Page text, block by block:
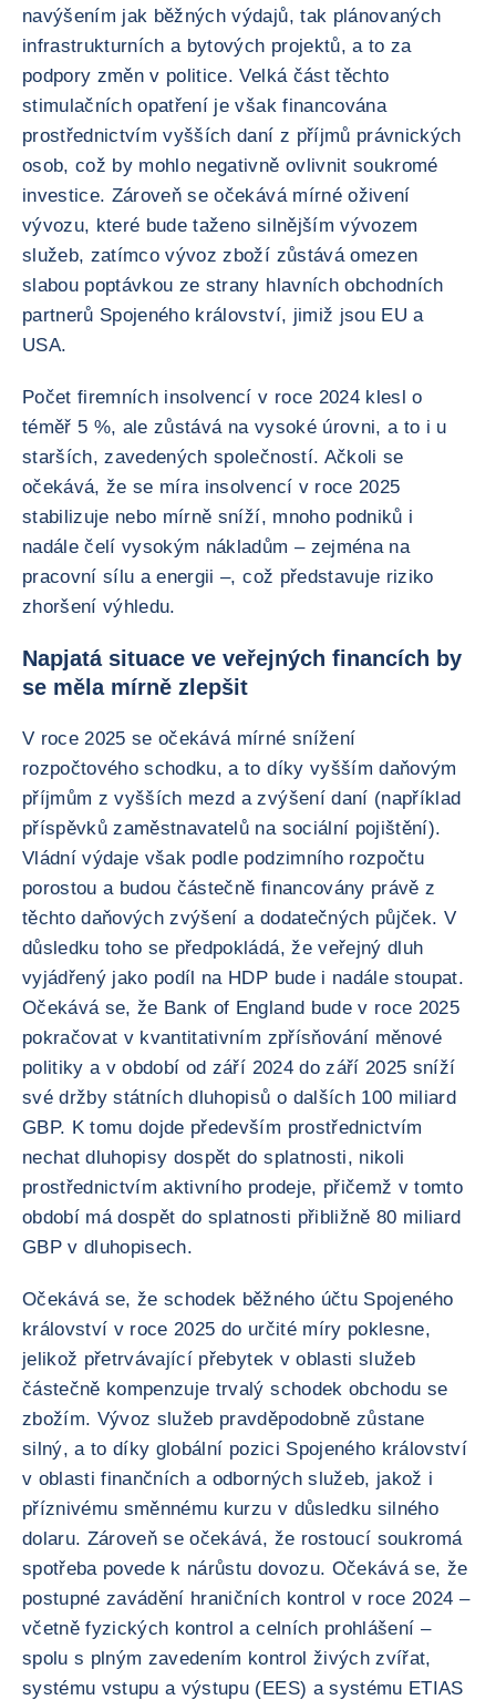
navýšením jak běžných výdajů, tak plánovaných
infrastrukturních a bytových projektů, a to za
podpory změn v politice. Velká část těchto
stimulačních opatření je však financována
prostřednictvím vyšších daní z příjmů právnických
osob, což by mohlo negativně ovlivnit soukromé
investice. Zároveň se očekává mírné oživení
vývozu, které bude taženo silnějším vývozem
služeb, zatímco vývoz zboží zůstává omezen
slabou poptávkou ze strany hlavních obchodních
partnerů Spojeného království, jimiž jsou EU a
USA.
Počet firemních insolvencí v roce 2024 klesl o
téměř 5 %, ale zůstává na vysoké úrovni, a to i u
starších, zavedených společností. Ačkoli se
očekává, že se míra insolvencí v roce 2025
stabilizuje nebo mírně sníží, mnoho podniků i
nadále čelí vysokým nákladům – zejména na
pracovní sílu a energii –, což představuje riziko
zhoršení výhledu.
Napjatá situace ve veřejných financích by
se měla mírně zlepšit
V roce 2025 se očekává mírné snížení
rozpočtového schodku, a to díky vyšším daňovým
příjmům z vyšších mezd a zvýšení daní (například
příspěvků zaměstnavatelů na sociální pojištění).
Vládní výdaje však podle podzimního rozpočtu
porostou a budou částečně financovány právě z
těchto daňových zvýšení a dodatečných půjček. V
důsledku toho se předpokládá, že veřejný dluh
vyjádřený jako podíl na HDP bude i nadále stoupat.
Očekává se, že Bank of England bude v roce 2025
pokračovat v kvantitativním zpřísňování měnové
politiky a v období od září 2024 do září 2025 sníží
své držby státních dluhopisů o dalších 100 miliard
GBP. K tomu dojde především prostřednictvím
nechat dluhopisy dospět do splatnosti, nikoli
prostřednictvím aktivního prodeje, přičemž v tomto
období má dospět do splatnosti přibližně 80 miliard
GBP v dluhopisech.
Očekává se, že schodek běžného účtu Spojeného
království v roce 2025 do určité míry poklesne,
jelikož přetrvávající přebytek v oblasti služeb
částečně kompenzuje trvalý schodek obchodu se
zbožím. Vývoz služeb pravděpodobně zůstane
silný, a to díky globální pozici Spojeného království
v oblasti finančních a odborných služeb, jakož i
příznivému směnnému kurzu v důsledku silného
dolaru. Zároveň se očekává, že rostoucí soukromá
spotřeba povede k nárůstu dovozu. Očekává se, že
postupné zavádění hraničních kontrol v roce 2024 –
včetně fyzických kontrol a celních prohlášení –
spolu s plným zavedením kontrol živých zvířat,
systému vstupu a výstupu (EES) a systému ETIAS